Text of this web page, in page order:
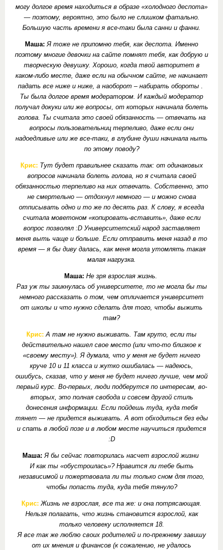
могу долгое время находиться в образе «холодного деспота»
— поэтому, вероятно, это было не слишком фатально.
Большую часть времени я все-таки была санни и фанни.
Маша: Я тоже не припомню тебя, как деспота. Именно
поэтому многие девочки на сайте помнят тебя, как добрую и
творческую девушку. Хорошо, когда твой авторитет в
каком-либо месте, даже если на обычном сайте, не начинает
падать все ниже и ниже, а наоборот – набирать обороты .
Ты была долгое время модератором. И каждый модератор
получал докуки или же вопросы, от которых начинала болеть
голова. Ты считала это своей обязанность — отвечать на
вопросы пользовательниц терпеливо, даже если они
надоедливые или же все-таки, в глубине души начинала ныть
по этому поводу?
Крис: Тут будет правильнее сказать так: от одинаковых
вопросов начинала болеть голова, но я считала своей
обязанностью терпеливо на них отвечать. Собственно, это
не смертельно — отдохнул немного — и можно снова
отписывать одно и то же по десять раз. К слову, я всегда
считала моветоном «копировать-вставить», даже если
вопрос позволял :D Университетский народ заставляет
меня выть чаще и больше. Если отправить меня назад в то
время — я бы диву далась, как меня могла утомлять такая
малая нагрузка.
Маша: Не зря взрослая жизнь.
Раз уж ты заикнулась об университете, то не могла бы ты
немного рассказать о том, чем отличается университет
от школы и что нужно сделать для того, чтобы выжить
там?
Крис: А там не нужно выживать. Там круто, если ты
действительно нашел свое место (или что-то близкое к
«своему месту»). Я думала, что у меня не будет ничего
круче 10 и 11 класса и жутко ошибалась — надеюсь,
ошибусь, сказав, что у меня не будет ничего лучше, чем мой
первый курс. Во-первых, люди подберутся по интересам, во-
вторых, это полная свобода и совсем другой стиль
донесения информации. Если пойдешь туда, куда тебя
тянет — не придется выживать. А вот обходиться без еды
и спать в любой позе и в любом месте научиться придется
:D
Маша: Я бы сейчас повторилась насчет взрослой жизни
И как ты «обустроилась»? Нравится ли тебе быть
независимой и пожертвовала ли ты только сном для того,
чтобы попасть туда, куда тебя тянуло?
Крис: Жизнь не взрослая, все та же: и она потрясающая.
Нельзя полагать, что жизнь становится взрослой, как
только человеку исполняется 18.
Я все так же люблю своих родителей и по-прежнему завишу
от их мнения и финансов (к сожалению, не удалось